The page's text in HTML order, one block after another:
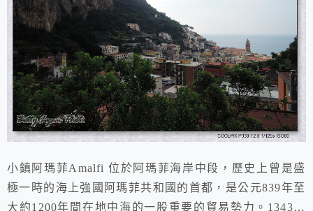
小鎮阿瑪菲Amalfi 位於阿瑪菲海岸中段，歷史上曾是盛
極一時的海上強國阿瑪菲共和國的首都，是公元839年至
大約1200年間在地中海的一股重要的貿易勢力。1343年